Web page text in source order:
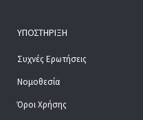
ΥΠΟΣΤΉΡΙΞΗ
Συχνές Ερωτήσεις
Νομοθεσία
Όροι Χρήσης